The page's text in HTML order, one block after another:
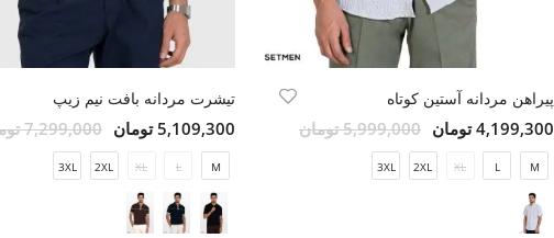
پیراهن مردانه آستین کوتاه
4,199,300 تومان 5,999,000 تومان
M
L
XL
2XL
3XL
تیشرت مردانه بافت نیم زیپ
5,109,300 تومان 7,299,000 تومان
M
L
XL
2XL
3XL